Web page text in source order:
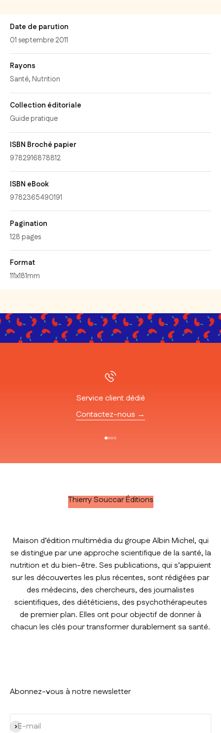
Date de parution
01 septembre 2011
Rayons
Santé, Nutrition
Collection éditoriale
Guide pratique
ISBN Broché papier
9782916878812
ISBN eBook
9782365490191
Pagination
128 pages
Format
111x181mm
Service client dédié
Contactez-nous →
Thierry Souccar Éditions
Maison d’édition multimédia du groupe Albin Michel, qui
se distingue par une approche scientifique de la santé, la
nutrition et du bien-être. Ses publications, qui s’appuient
sur les découvertes les plus récentes, sont rédigées par
des médecins, des chercheurs, des journalistes
scientifiques, des diététiciens, des psychothérapeutes
de premier plan. Elles ont pour objectif de donner à
chacun les clés pour transformer durablement sa santé.
Abonnez-vous à notre newsletter
E-mail
S'inscrire